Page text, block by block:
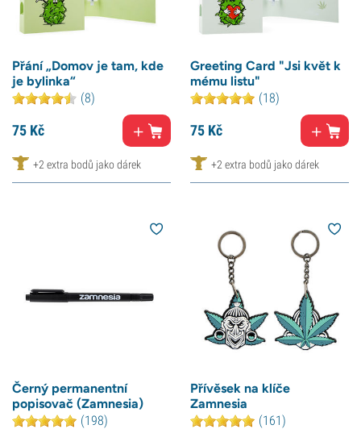
Přání „Domov je tam, kde
je bylinka“
(8)
75 Kč
+2 extra bodů jako dárek
Greeting Card "Jsi květ k
mému listu"
(18)
75 Kč
+2 extra bodů jako dárek
Černý permanentní
popisovač (Zamnesia)
(198)
Přívěsek na klíče
Zamnesia
(161)